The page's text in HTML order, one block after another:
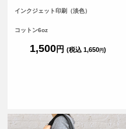
ケットに入れればコンパクトにする
り、とてもしっかりとしたエコバッ
からフルカラープリントでオリジナ
ルエコバッグを作ることができま
インクジェット印刷（淡色）
コットン6oz
1,500円 (税込 1,650円)